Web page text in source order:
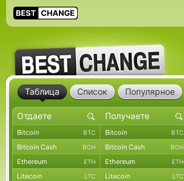
Таблица Список Популярное
Bitcoin BTC Bitcoin BTC
Bitcoin Cash BCH Bitcoin Cash BCH
Ethereum ETH Ethereum ETH
Litecoin LTC Litecoin LTC